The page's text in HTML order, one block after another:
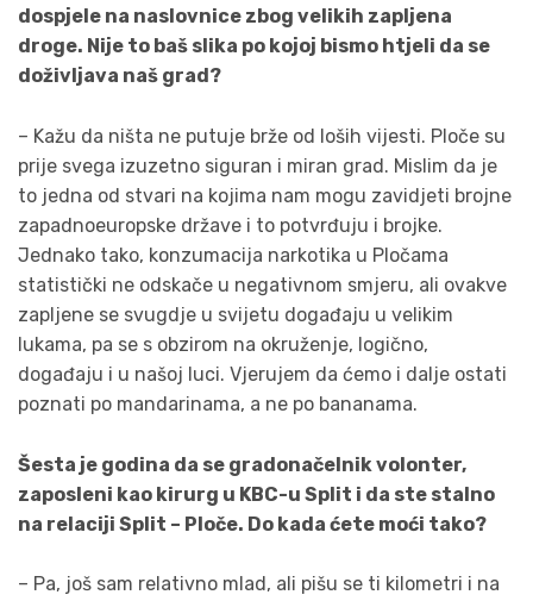
dospjele na naslovnice zbog velikih zapljena
droge. Nije to baš slika po kojoj bismo htjeli da se
doživljava naš grad?
– Kažu da ništa ne putuje brže od loših vijesti. Ploče su
prije svega izuzetno siguran i miran grad. Mislim da je
to jedna od stvari na kojima nam mogu zavidjeti brojne
zapadnoeuropske države i to potvrđuju i brojke.
Jednako tako, konzumacija narkotika u Pločama
statistički ne odskače u negativnom smjeru, ali ovakve
zapljene se svugdje u svijetu događaju u velikim
lukama, pa se s obzirom na okruženje, logično,
događaju i u našoj luci. Vjerujem da ćemo i dalje ostati
poznati po mandarinama, a ne po bananama.
Šesta je godina da se gradonačelnik volonter,
zaposleni kao kirurg u KBC-u Split i da ste stalno
na relaciji Split – Ploče. Do kada ćete moći tako?
– Pa, još sam relativno mlad, ali pišu se ti kilometri i na